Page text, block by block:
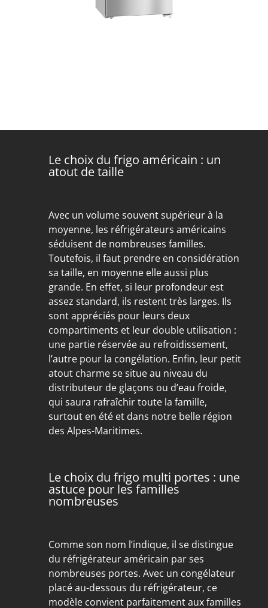
Le choix du frigo américain : un
atout de taille
Avec un volume souvent supérieur à la
moyenne, les réfrigérateurs américains
séduisent de nombreuses familles.
Toutefois, il faut prendre en considération
sa taille, en moyenne elle aussi plus
grande. En effet, si leur profondeur est
assez standard, ils restent très larges. Ils
sont appréciés pour leurs deux
compartiments et leur double utilisation :
une partie réservée au refroidissement,
l’autre pour la congélation. Enfin, leur petit
atout charme se situe au niveau du
distributeur de glaçons ou d’eau froide,
qui saura rafraîchir toute la famille,
surtout en été et dans notre belle région
des Alpes-Maritimes.
Le choix du frigo multi portes : une
astuce pour les familles
nombreuses
Comme son nom l’indique, il se distingue
du réfrigérateur américain par ses
nombreuses portes. Avec un congélateur
placé au-dessous du réfrigérateur, ce
modèle convient parfaitement aux familles